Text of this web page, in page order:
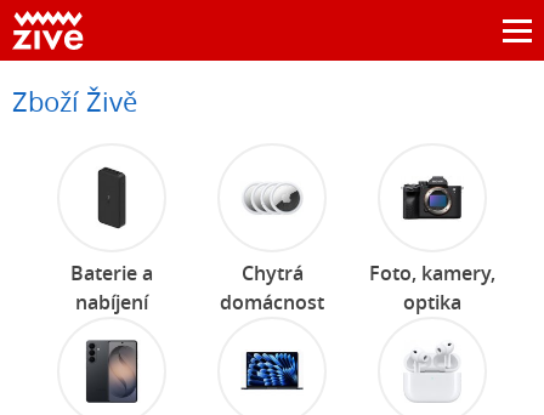
Zboží Živě
Baterie a
nabíjení
Chytrá
domácnost
Foto, kamery,
optika